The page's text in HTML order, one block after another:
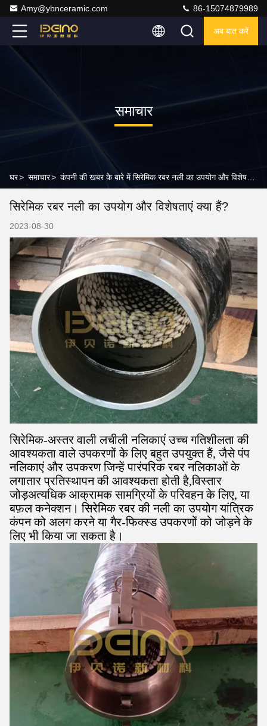
Amy@ybnceramic.com 86-15074879989
अब बात करें
समाचार
घर> समाचार>
सिरेमिक रबर नली का उपयोग और विशेषताएं क्या हैं?
2023-08-30
सिरेमिक-अस्तर वाली लचीली नलिकाएं उच्च गतिशीलता की
आवश्यकता वाले उपकरणों के लिए बहुत उपयुक्त हैं, जैसे पंप
नलिकाएं और उपकरण जिन्हें पारंपरिक रबर नलिकाओं के
लगातार प्रतिस्थापन की आवश्यकता होती है,विस्तार
जोड़अत्यधिक आक्रामक सामग्रियों के परिवहन के लिए, या
बफ़ल कनेक्शन। सिरेमिक रबर की नली का उपयोग यांत्रिक
कंपन को अलग करने या गैर-फिक्स्ड उपकरणों को जोड़ने के
लिए भी किया जा सकता है।